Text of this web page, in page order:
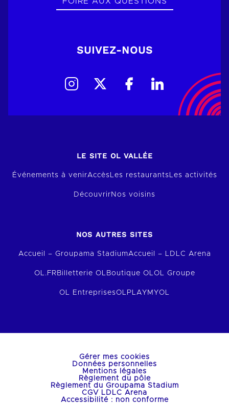
SUIVEZ-NOUS
LE SITE OL VALLÉE
Événements à venirAccèsLes restaurantsLes activités
Découvrir Nos voisins
NOS AUTRES SITES
Accueil – Groupama StadiumAccueil – LDLC Arena
OL.FR Billetterie OL Boutique OLOL Groupe
OL EntreprisesOLPLAY MYOL
Gérer mes cookies
Données personnelles
Mentions légales
Règlement du pôle
Règlement du Groupama Stadium
CGV LDLC Arena
Accessibilité : non conforme